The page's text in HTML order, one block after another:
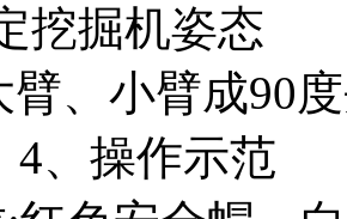
挖掘机姿态
、小臂成90
示范 (1)